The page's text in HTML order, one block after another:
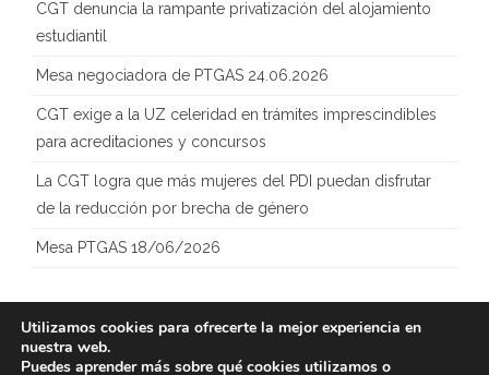
CGT denuncia la rampante privatización del alojamiento
estudiantil
Mesa negociadora de PTGAS 24.06.2026
CGT exige a la UZ celeridad en trámites imprescindibles
para acreditaciones y concursos
La CGT logra que más mujeres del PDI puedan disfrutar
de la reducción por brecha de género
Mesa PTGAS 18/06/2026
Copyright 2023
Utilizamos cookies para ofrecerte la mejor experiencia en
nuestra web.
Puedes aprender más sobre qué cookies utilizamos o